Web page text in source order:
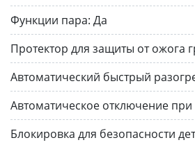
Функции пара: Да
Протектор для защиты от ожога
Автоматический быстрый
Автоматическое отключение
Блокировка для безопасности